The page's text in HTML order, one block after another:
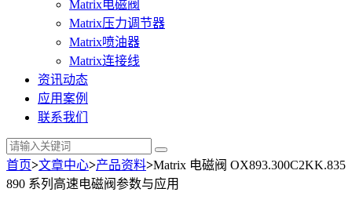
Matrix电磁阀
Matrix压力调节器
Matrix喷油器
Matrix连接线
资讯动态
应用案例
联系我们
首页>文章中心>产品资料>Matrix 电磁阀 OX893.300C2KK.835
890 系列高速电磁阀参数与应用